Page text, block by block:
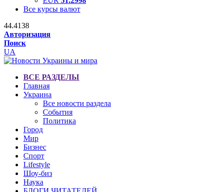
Все курсы валют
44.4138
Авторизация
Поиск
UA
ВСЕ РАЗДЕЛЫ
Главная
Украина
Все новости раздела
События
Политика
Город
Мир
Бизнес
Спорт
Lifestyle
Шоу-биз
Наука